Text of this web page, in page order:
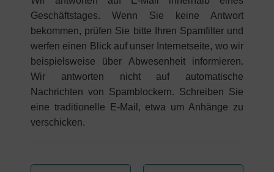
Geschäftstages. Wenn Sie keine Antwort
bekommen, prüfen Sie bitte Ihren Spamfilter und
werfen einen Blick auf unser Internetseite, wo wir
beispielsweise über Abwesenheit informieren.
Wir antworten nicht auf automatische
Nachrichten von Spamblockern. Schreiben Sie
eine traditionelle E-Mail, etwa um Anhänge zu
verschicken.